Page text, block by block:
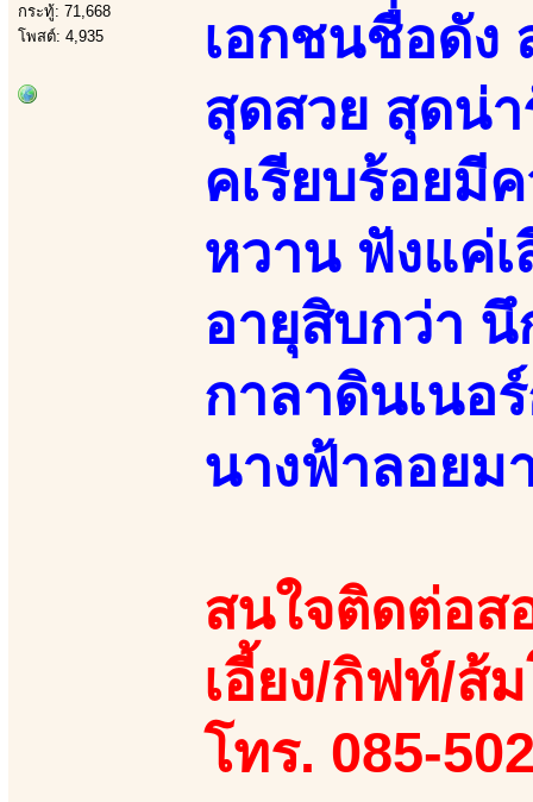
กระทู้: 71,668
โพสต์: 4,935
เอกชนชื่อดัง
สุดสวย สุดน่า
คเรียบร้อยมี
หวาน ฟังแค่เ
อายุสิบกว่า นึ
กาลาดินเนอ
นางฟ้าลอยม
สนใจติดต่อส
เอี้ยง/กิฟท์/ส้
โทร. 085-